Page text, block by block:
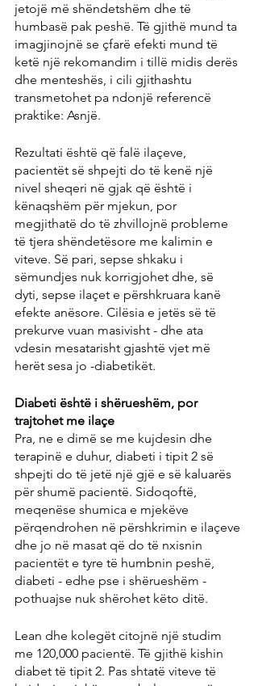
jetojë më shëndetshëm dhe të
humbasë pak peshë. Të gjithë mund ta
imagjinojnë se çfarë efekti mund të
ketë një rekomandim i tillë midis derës
dhe menteshës, i cili gjithashtu
transmetohet pa ndonjë referencë
praktike: Asnjë.
Rezultati është që falë ilaçeve,
pacientët së shpejti do të kenë një
nivel sheqeri në gjak që është i
kënaqshëm për mjekun, por
megjithatë do të zhvillojnë probleme
të tjera shëndetësore me kalimin e
viteve. Së pari, sepse shkaku i
sëmundjes nuk korrigjohet dhe, së
dyti, sepse ilaçet e përshkruara kanë
efekte anësore. Cilësia e jetës së të
prekurve vuan masivisht - dhe ata
vdesin mesatarisht gjashtë vjet më
herët sesa jo -diabetikët.
Diabeti është i shërueshëm, por
trajtohet me ilaçe
Pra, ne e dimë se me kujdesin dhe
terapinë e duhur, diabeti i tipit 2 së
shpejti do të jetë një gjë e së kaluarës
për shumë pacientë. Sidoqoftë,
meqenëse shumica e mjekëve
përqendrohen në përshkrimin e ilaçeve
dhe jo në masat që do të nxisnin
pacientët e tyre të humbnin peshë,
diabeti - edhe pse i shërueshëm -
pothuajse nuk shërohet këto ditë.
Lean dhe kolegët citojnë një studim
me 120,000 pacientë. Të gjithë kishin
diabet të tipit 2. Pas shtatë viteve të